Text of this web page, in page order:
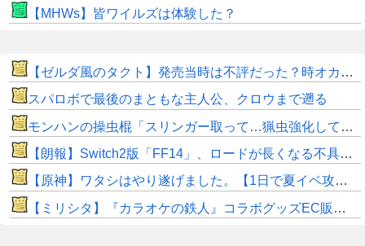
【MHWs】皆ワイルズは体験した？
【ゼルダ風のタクト】発売当時は不評だった？時オカから激変したキャラデザに「なんじゃこりゃ」
スパロボで最後のまともな主人公、クロウまで遡る
モンハンの操虫棍「スリンガー取って…猟虫強化して…エキス取って… よし、戦うぞ」←これ
【朗報】Switch2版「FF14」、ロードが長くなる不具合の修正パッチを本日配信
【原神】ワタシはやり遂げました。【1日で夏イベ攻略】
【ミリシタ】『カラオケの鉄人』コラボグッズEC販売開始📢